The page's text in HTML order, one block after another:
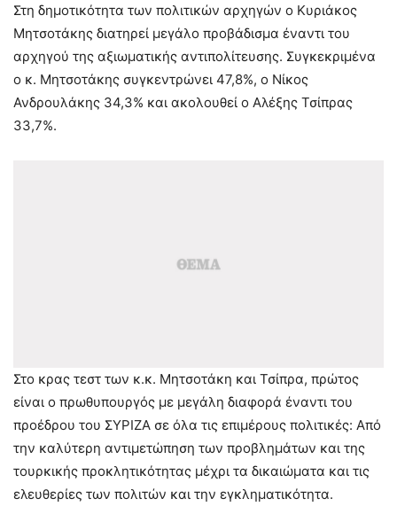
Στη δημοτικότητα των πολιτικών αρχηγών ο Κυριάκος
Μητσοτάκης διατηρεί μεγάλο προβάδισμα έναντι του
αρχηγού της αξιωματικής αντιπολίτευσης. Συγκεκριμένα
ο κ. Μητσοτάκης συγκεντρώνει 47,8%, ο Νίκος
Ανδρουλάκης 34,3% και ακολουθεί ο Αλέξης Τσίπρας
33,7%.
Στο κρας τεστ των κ.κ. Μητσοτάκη και Τσίπρα, πρώτος
είναι ο πρωθυπουργός με μεγάλη διαφορά έναντι του
προέδρου του ΣΥΡΙΖΑ σε όλα τις επιμέρους πολιτικές: Από
την καλύτερη αντιμετώπηση των προβλημάτων και της
τουρκικής προκλητικότητας μέχρι τα δικαιώματα και τις
ελευθερίες των πολιτών και την εγκληματικότητα.